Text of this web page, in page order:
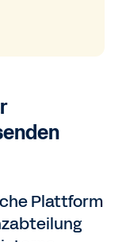
Plattform